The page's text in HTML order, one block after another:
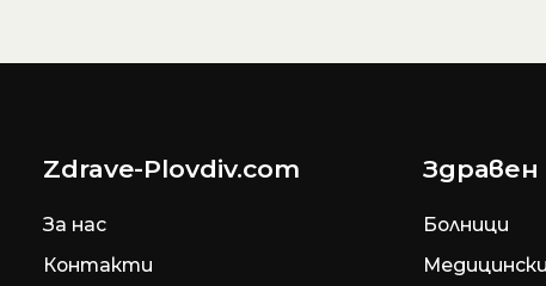
Zdrave-Plovdiv.com
За нас
Контакти
Здравен
Болници